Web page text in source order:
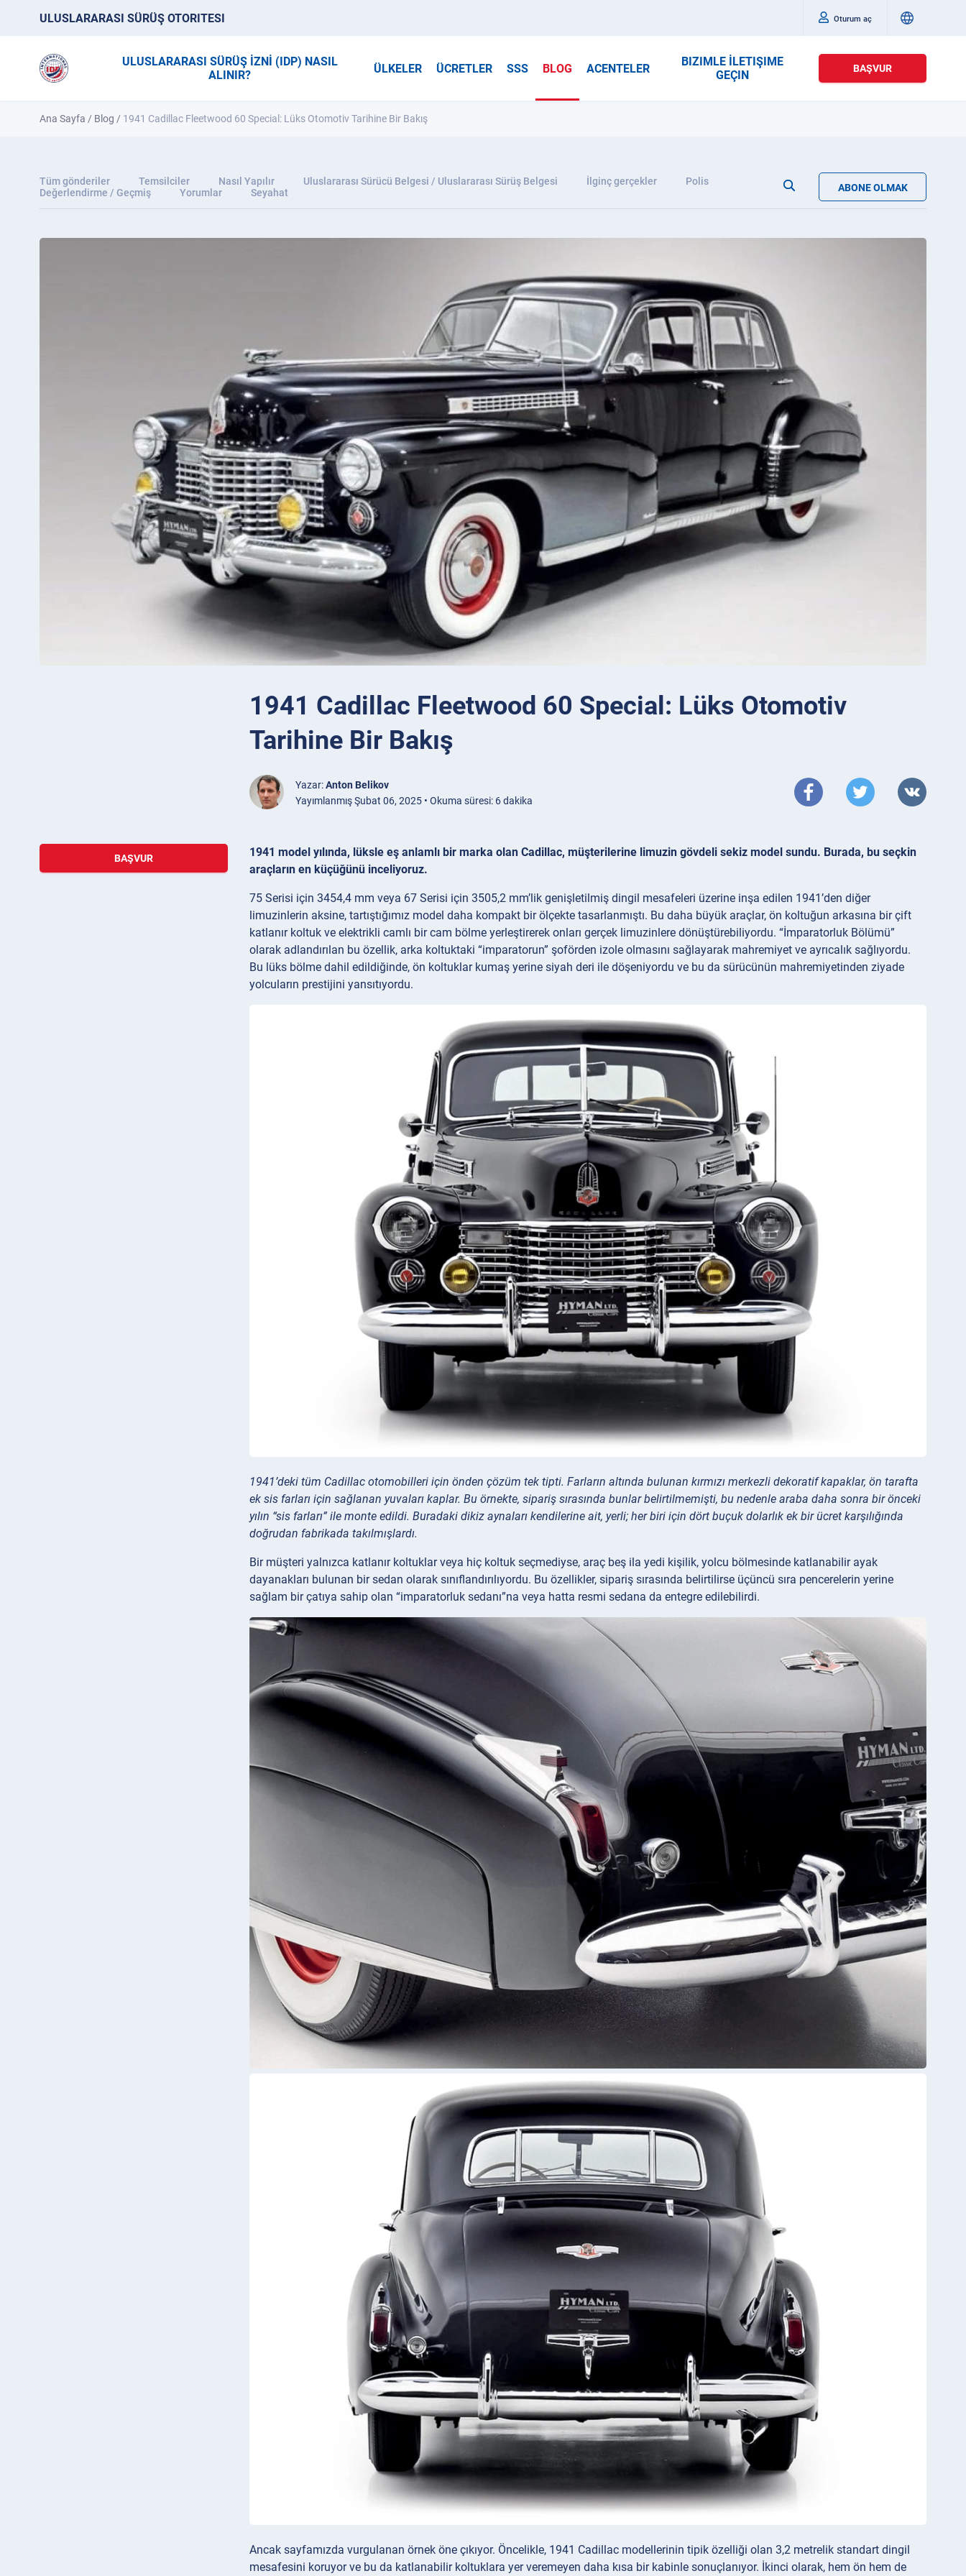
ULUSLARARASI SÜRÜŞ OTORITESI Oturum aç
ULUSLARARASI SÜRÜŞ İZNİ (IDP) NASIL
ALINIR?
ÜLKELER ÜCRETLER SSS BLOG ACENTELER
BIZIMLE İLETIŞIME
GEÇIN
BAŞVUR
Ana Sayfa / Blog / 1941 Cadillac Fleetwood 60 Special: Lüks Otomotiv Tarihine Bir Bakış
Tüm gönderiler Temsilciler Nasıl Yapılır Uluslararası Sürücü Belgesi / Uluslararası Sürüş Belgesi İlginç gerçekler
Polis
Değerlendirme / Geçmiş
Yorumlar Seyahat ABONE OLMAK
1941 Cadillac Fleetwood 60 Special: Lüks Otomotiv
Tarihine Bir Bakış
Yazar:Anton Belikov
Yayımlanmış Şubat 06, 2025 • Okuma süresi: 6 dakika
BAŞVUR
1941 model yılında, lüksle eş anlamlı bir marka olan Cadillac, müşterilerine limuzin gövdeli sekiz model sundu. Burada, bu seçkin
araçların en küçüğünü inceliyoruz.
75 Serisi için 3454,4 mm veya 67 Serisi için 3505,2 mm’lik genişletilmiş dingil mesafeleri üzerine inşa edilen 1941’den diğer
limuzinlerin aksine, tartıştığımız model daha kompakt bir ölçekte tasarlanmıştı. Bu daha büyük araçlar, ön koltuğun arkasına bir çift
katlanır koltuk ve elektrikli camlı bir cam bölme yerleştirerek onları gerçek limuzinlere dönüştürebiliyordu. “İmparatorluk Bölümü”
olarak adlandırılan bu özellik, arka koltuktaki “imparatorun” şoförden izole olmasını sağlayarak mahremiyet ve ayrıcalık sağlıyordu.
Bu lüks bölme dahil edildiğinde, ön koltuklar kumaş yerine siyah deri ile döşeniyordu ve bu da sürücünün mahremiyetinden ziyade
yolcuların prestijini yansıtıyordu.
1941’deki tüm Cadillac otomobilleri için önden çözüm tek tipti. Farların altında bulunan kırmızı merkezli dekoratif kapaklar, ön tarafta
ek sis farları için sağlanan yuvaları kaplar. Bu örnekte, sipariş sırasında bunlar belirtilmemişti, bu nedenle araba daha sonra bir önceki
yılın “sis farları” ile monte edildi. Buradaki dikiz aynaları kendilerine ait, yerli; her biri için dört buçuk dolarlık ek bir ücret karşılığında
doğrudan fabrikada takılmışlardı.
Bir müşteri yalnızca katlanır koltuklar veya hiç koltuk seçmediyse, araç beş ila yedi kişilik, yolcu bölmesinde katlanabilir ayak
dayanakları bulunan bir sedan olarak sınıflandırılıyordu. Bu özellikler, sipariş sırasında belirtilirse üçüncü sıra pencerelerin yerine
sağlam bir çatıya sahip olan “imparatorluk sedanı”na veya hatta resmi sedana da entegre edilebilirdi.
Ancak sayfamızda vurgulanan örnek öne çıkıyor. Öncelikle, 1941 Cadillac modellerinin tipik özelliği olan 3,2 metrelik standart dingil
mesafesini koruyor ve bu da katlanabilir koltuklara yer veremeyen daha kısa bir kabinle sonuçlanıyor. İkinci olarak, hem ön hem de